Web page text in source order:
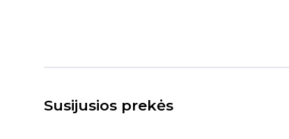
Susijusios prekės